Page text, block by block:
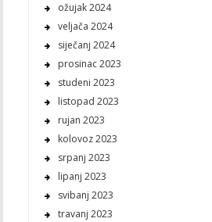
ožujak 2024
veljača 2024
siječanj 2024
prosinac 2023
studeni 2023
listopad 2023
rujan 2023
kolovoz 2023
srpanj 2023
lipanj 2023
svibanj 2023
travanj 2023